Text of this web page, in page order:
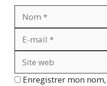
Enregistrer mon